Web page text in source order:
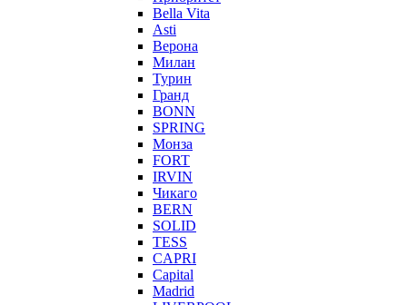
Bella Vita
Asti
Верона
Милан
Турин
Гранд
BONN
SPRING
Монза
FORT
IRVIN
Чикаго
BERN
SOLID
TESS
CAPRI
Capital
Madrid